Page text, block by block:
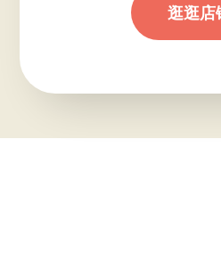
逛逛店